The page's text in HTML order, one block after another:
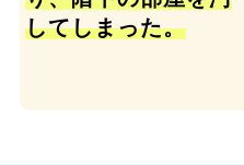
してしまった。